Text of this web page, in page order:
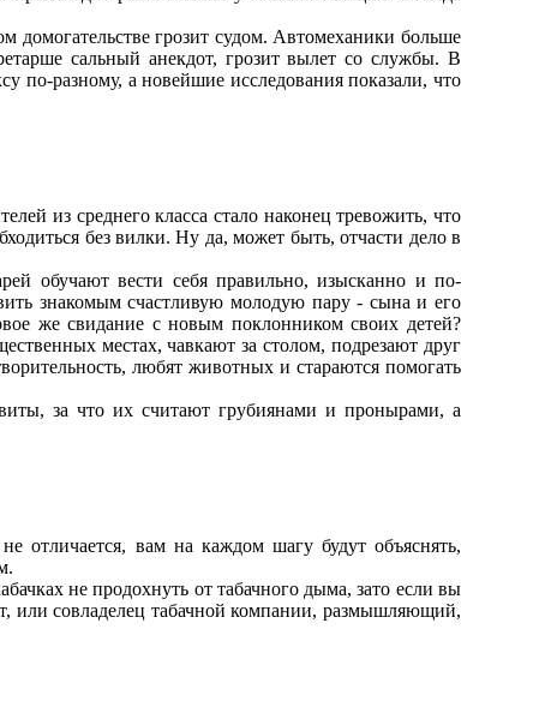
грозит судом. Автомеханики больше
сальный анекдот, грозит вылет со службы. В
по-разному, а новейшие исследования показали, что
из среднего класса стало наконец тревожить, что
без вилки. Ну да, может быть, отчасти дело в
обучают вести себя правильно, изысканно и по-
знакомым счастливую молодую пару - сына и его
же свидание с новым поклонником своих детей?
местах, чавкают за столом, подрезают друг
любят животных и стараются помогать
за что их считают грубиянами и пронырами, а
отличается, вам на каждом шагу будут объяснять,
не продохнуть от табачного дыма, зато если вы
или совладелец табачной компании, размышляющий,